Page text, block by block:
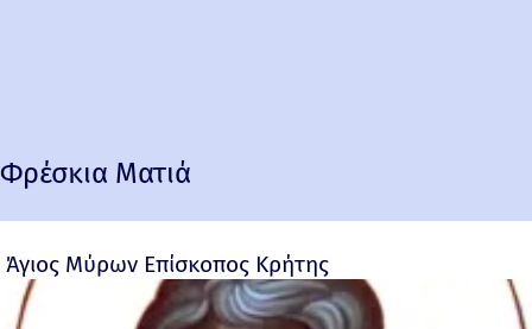
Φρέσκια Ματιά
Άγιος Μύρων Επίσκοπος Κρήτης